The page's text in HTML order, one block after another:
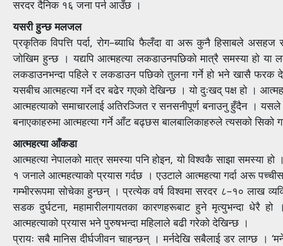
सरदर दैनिक १६ जना पर्न आउँछ ।
यसरी हुन्छ मलजल
प्रकृतिक विपत्ति पर्दा, रोग–ब्याधि फैलँदा वा अरू कुनै हिसाबले
जोखिम हुन्छ । यद्यपि आत्महत्या लकडाउनपछिको मात्रै समस्या हो
लकडाउनभन्दा पहिले र लकडाउन पछिको तुलना गर्ने हो भने खासै
यसबीच आत्महत्या गर्ने दर बढेर गएको देखिन्छ । यो दुःखद् पक्ष हो ।
आत्महत्याको समाचारलाई अतिरञ्जित र सनसनीपूर्ण बनाउनु हुँदैन ।
बनाएकाहरुमा आत्महत्या गर्ने आँट बढ्छस बालबालिकाहरुले त्यसको सिको
आत्महत्या आँकडा
आत्महत्या नेपालको मात्र समस्या पनि होइन, यो विश्वकै साझा समस्या
१ जनाले आत्महत्याको प्रयास गर्दछ । एउटाले आत्महत्या गर्दा अरू
गम्भीररूपमा सोचेका हुन्छन् । प्रत्येक वर्ष विश्वमा सरदर ८–१० लाख
सडक दुर्घटना, महामारीलगायतका कारणहरूबाट हुने मृत्युभन्दा धेरै
आत्महत्याको प्रयास भने पुरुषभन्दा महिलाले बढी गरेको देखिन्छ ।
प्रायः सबै मानिस दीर्घजीवन चाहन्छन् । मर्नदेखि सबैलाई डर लाग्छ ।